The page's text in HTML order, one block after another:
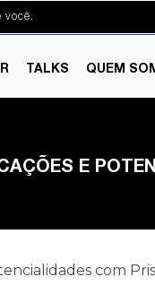
você.
TALKS QUEM
E
com